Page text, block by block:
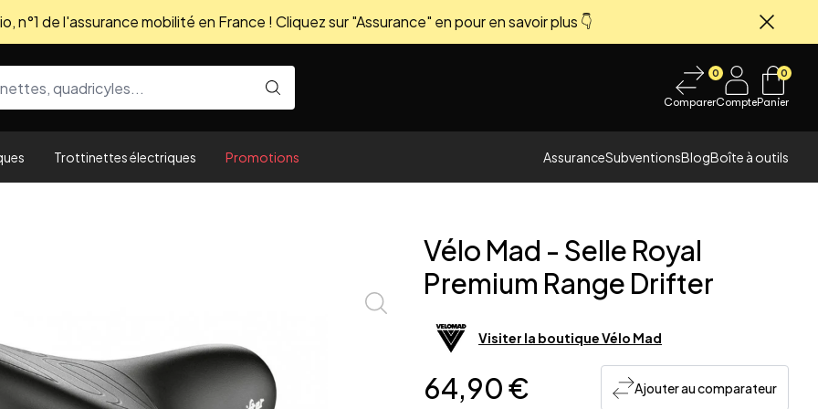
n°1 de l'assurance mobilité en France ! Cliquez sur "Assurance" en pour en savoir plus 👇
0
ComparerCompte
0
Panier
Trottinettes électriques Promotions AssuranceSubventionsBlogBoîte à outils
Zoom image
Vélo Mad - Selle Royal
Premium Range Drifter
Visiter la boutiqueVélo Mad
64,90 € Ajouter au comparateur